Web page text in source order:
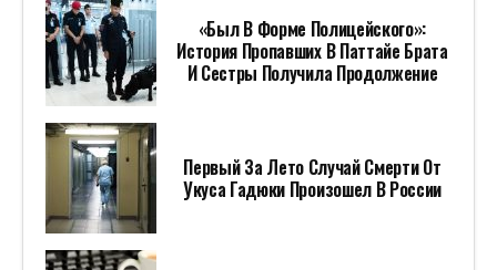
«Был В Форме Полицейского»:
История Пропавших В Паттайе Брата
И Сестры Получила Продолжение
Первый За Лето Случай Смерти От
Укуса Гадюки Произошел В России